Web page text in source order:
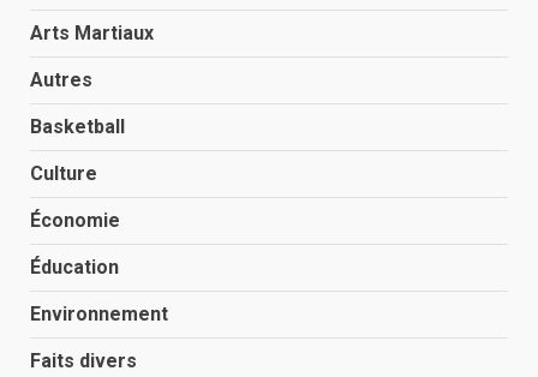
Arts Martiaux
Autres
Basketball
Culture
Économie
Éducation
Environnement
Faits divers